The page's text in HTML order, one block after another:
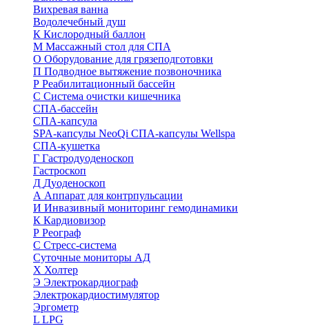
Вихревая ванна
Водолечебный душ
К Кислородный баллон
М Массажный стол для СПА
О Оборудование для грязеподготовки
П Подводное вытяжение позвоночника
Р Реабилитационный бассейн
С Система очистки кишечника
СПА-бассейн
СПА-капсула
SPA-капсулы NeoQi СПА-капсулы Wellspa
СПА-кушетка
Г Гастродуоденоскоп
Гастроскоп
Д Дуоденоскоп
А Аппарат для контрпульсации
И Инвазивный мониторинг гемодинамики
К Кардиовизор
Р Реограф
С Стресс-система
Суточные мониторы АД
Х Холтер
Э Электрокардиограф
Электрокардиостимулятор
Эргометр
L LPG